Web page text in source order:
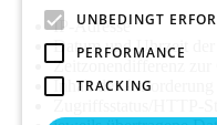
IP-Adresse
Datum und Uhrzeit der
Zeitzonendifferenz
Inhalt der Anforderung
UNBEDINGT
PERFORMANCE
TRACKING